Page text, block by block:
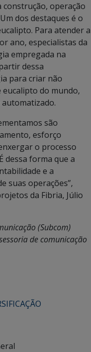
construção, operação
dos destaques é o
Para atender a
ano, especialistas da
empregada na
dessa
para criar não
eucalipto do mundo,
são
esforço
o processo
dessa forma que a
e a
suas operações”,
da Fibria, Júlio
(Subcom)
de comunicação